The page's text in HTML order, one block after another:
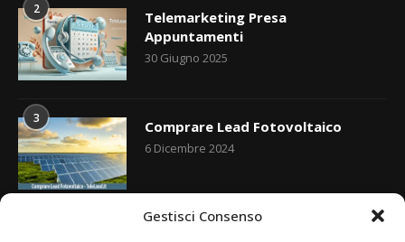
Gestisci Consenso
2
Telemarketing Presa
Appuntamenti
30 Giugno 2025
3 Comprare Lead Fotovoltaico
6 Dicembre 2024